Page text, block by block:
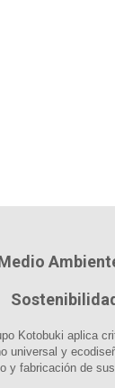
Kotobuki aplica
universal y
y fabricación de